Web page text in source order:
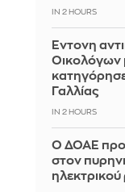
IN 2 HOURS
Έντονη
Οικολόγων
Γαλλίας
IN 2 HOURS
Ο ΔΟΑΕ
στον